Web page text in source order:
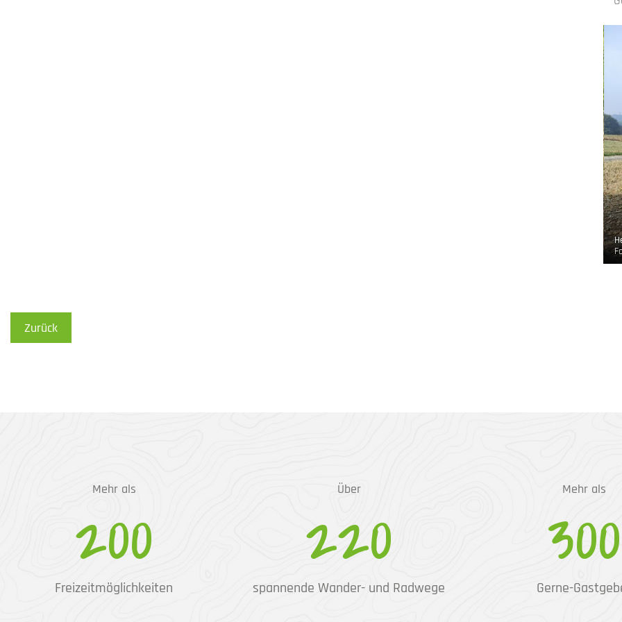
Zurück
Mehr als
200
Freizeitmöglichkeiten
Über
220
spannende Wander- und Radwege
Mehr als
300
Gerne-